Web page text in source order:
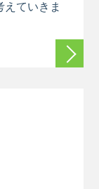
ていきま
続きを